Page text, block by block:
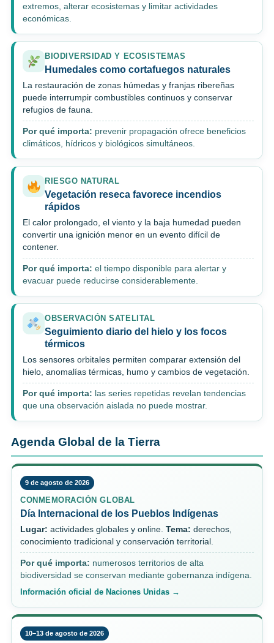
extremos, alterar ecosistemas y limitar actividades
económicas.
BIODIVERSIDAD Y ECOSISTEMAS
Humedales como cortafuegos naturales
La restauración de zonas húmedas y franjas ribereñas
puede interrumpir combustibles continuos y conservar
refugios de fauna.
Por qué importa: prevenir propagación ofrece beneficios
climáticos, hídricos y biológicos simultáneos.
RIESGO NATURAL
Vegetación reseca favorece incendios
rápidos
El calor prolongado, el viento y la baja humedad pueden
convertir una ignición menor en un evento difícil de
contener.
Por qué importa: el tiempo disponible para alertar y
evacuar puede reducirse considerablemente.
OBSERVACIÓN SATELITAL
Seguimiento diario del hielo y los focos
térmicos
Los sensores orbitales permiten comparar extensión del
hielo, anomalías térmicas, humo y cambios de vegetación.
Por qué importa: las series repetidas revelan tendencias
que una observación aislada no puede mostrar.
Agenda Global de la Tierra
9 de agosto de 2026
CONMEMORACIÓN GLOBAL
Día Internacional de los Pueblos Indígenas
Lugar: actividades globales y online. Tema: derechos,
conocimiento tradicional y conservación territorial.
Por qué importa: numerosos territorios de alta
biodiversidad se conservan mediante gobernanza indígena.
Información oficial de Naciones Unidas →
10–13 de agosto de 2026